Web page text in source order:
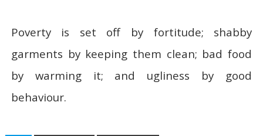
Poverty is set off by fortitude; shabby
garments by keeping them clean; bad food
by warming it; and ugliness by good
behaviour.